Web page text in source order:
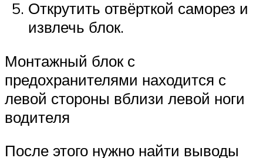
Открутить отвёрткой саморез и
извлечь блок.
Монтажный блок с
предохранителями находится с
левой стороны вблизи левой ноги
водителя
После этого нужно найти выводы